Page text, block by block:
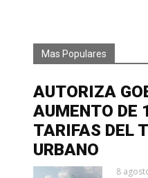
Mas Populares
AUTORIZA
AUMENTO DE
TARIFAS DEL
URBANO
8